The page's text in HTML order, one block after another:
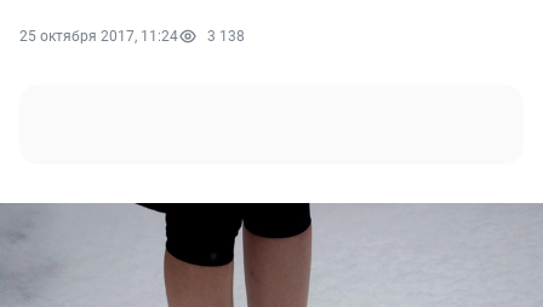
25 октября 2017, 11:24 3 138